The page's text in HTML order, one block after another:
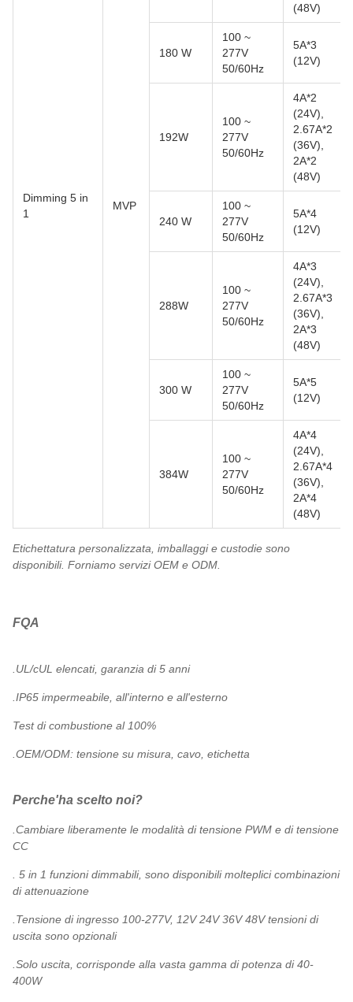
Dimming 5 in
1
MVP
(48V)
180 W
100 ~
277V
50/60Hz
5A*3
(12V)
192W
100 ~
277V
50/60Hz
4A*2
(24V),
2.67A*2
(36V),
2A*2
(48V)
240 W
100 ~
277V
50/60Hz
5A*4
(12V)
288W
100 ~
277V
50/60Hz
4A*3
(24V),
2.67A*3
(36V),
2A*3
(48V)
300 W
100 ~
277V
50/60Hz
5A*5
(12V)
384W
100 ~
277V
50/60Hz
4A*4
(24V),
2.67A*4
(36V),
2A*4
(48V)
Etichettatura personalizzata, imballaggi e custodie sono
disponibili. Forniamo servizi OEM e ODM.
FQA
.UL/cUL elencati, garanzia di 5 anni
.IP65 impermeabile, all'interno e all'esterno
Test di combustione al 100%
.OEM/ODM: tensione su misura, cavo, etichetta
Perche'ha scelto noi?
.Cambiare liberamente le modalità di tensione PWM e di tensione
CC
. 5 in 1 funzioni dimmabili, sono disponibili molteplici combinazioni
di attenuazione
.Tensione di ingresso 100-277V, 12V 24V 36V 48V tensioni di
uscita sono opzionali
.Solo uscita, corrisponde alla vasta gamma di potenza di 40-
400W